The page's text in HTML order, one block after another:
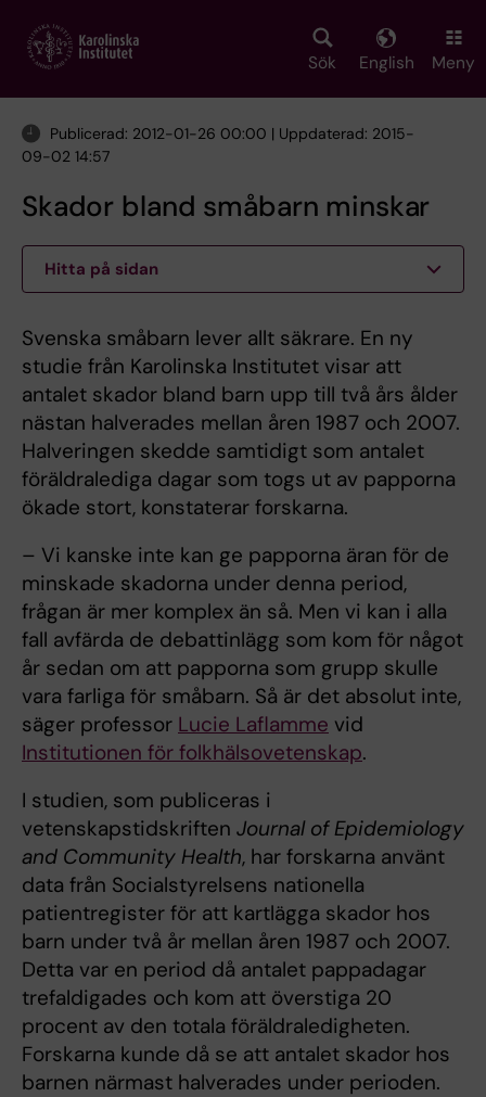
main
Sök English Meny
Publicerad: 2012-01-26 00:00 | Uppdaterad: 2015-
09-02 14:57
Skador bland småbarn minskar
Hitta på sidan
Svenska småbarn lever allt säkrare. En ny
studie från Karolinska Institutet visar att
antalet skador bland barn upp till två års ålder
nästan halverades mellan åren 1987 och 2007.
Halveringen skedde samtidigt som antalet
föräldralediga dagar som togs ut av papporna
ökade stort, konstaterar forskarna.
– Vi kanske inte kan ge papporna äran för de
minskade skadorna under denna period,
frågan är mer komplex än så. Men vi kan i alla
fall avfärda de debattinlägg som kom för något
år sedan om att papporna som grupp skulle
vara farliga för småbarn. Så är det absolut inte,
säger professor Lucie Laflamme vid
Institutionen för folkhälsovetenskap.
I studien, som publiceras i
vetenskapstidskriften Journal of Epidemiology
and Community Health, har forskarna använt
data från Socialstyrelsens nationella
patientregister för att kartlägga skador hos
barn under två år mellan åren 1987 och 2007.
Detta var en period då antalet pappadagar
trefaldigades och kom att överstiga 20
procent av den totala föräldraledigheten.
Forskarna kunde då se att antalet skador hos
barnen närmast halverades under perioden.